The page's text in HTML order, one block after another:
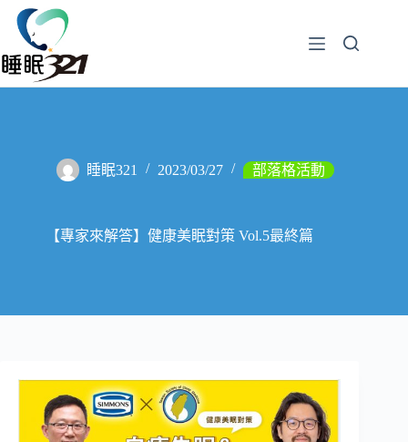
睡眠321 2023/03/27 部落格活動
【專家來解答】健康美眠對策 Vol.5最終篇